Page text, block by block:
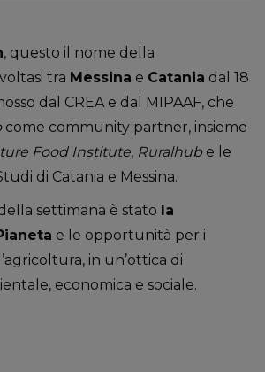
, questo il nome della
tra Messina e Catania dal 18
dal CREA e dal MIPAAF, che
come community partner, insieme
Food Institute, Ruralhube le
di Catania e Messina.
settimana è stato la
e le opportunità per i
in un’ottica di
economica e sociale.